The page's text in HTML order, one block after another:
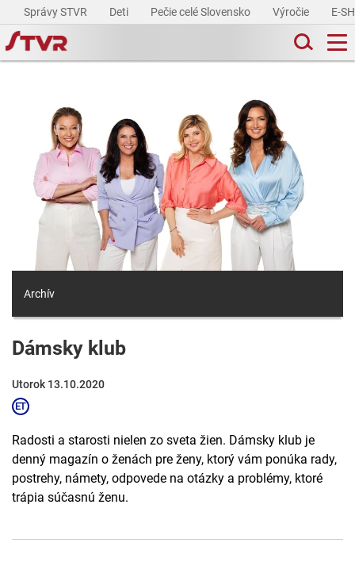
Správy STVR Deti Pečie celé Slovensko Výročie E-
Archív
Dámsky klub
Utorok 13.10.2020
Radosti a starosti nielen zo sveta žien. Dámsky klub je
denný magazín o ženách pre ženy, ktorý vám ponúka rady,
postrehy, námety, odpovede na otázky a problémy, ktoré
trápia súčasnú ženu.